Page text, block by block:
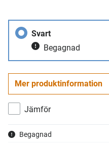
Svart
Begagnad
Mer produktinformation
Jämför
Begagnad